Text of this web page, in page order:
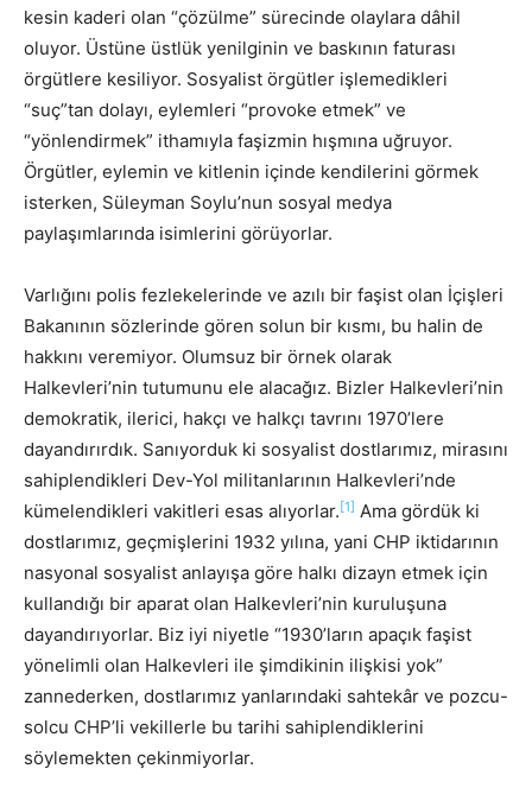
kesin kaderi olan “çözülme” sürecinde olaylara dâhil
oluyor. Üstüne üstlük yenilginin ve baskının faturası
örgütlere kesiliyor. Sosyalist örgütler işlemedikleri
“suç”tan dolayı, eylemleri “provoke etmek” ve
“yönlendirmek” ithamıyla faşizmin hışmına uğruyor.
Örgütler, eylemin ve kitlenin içinde kendilerini görmek
isterken, Süleyman Soylu’nun sosyal medya
paylaşımlarında isimlerini görüyorlar.
Varlığını polis fezlekelerinde ve azılı bir faşist olan İçişleri
Bakanının sözlerinde gören solun bir kısmı, bu halin de
hakkını veremiyor. Olumsuz bir örnek olarak
Halkevleri’nin tutumunu ele alacağız. Bizler Halkevleri’nin
demokratik, ilerici, hakçı ve halkçı tavrını 1970’lere
dayandırırdık. Sanıyorduk ki sosyalist dostlarımız, mirasını
sahiplendikleri Dev-Yol militanlarının Halkevleri’nde
kümelendikleri vakitleri esas alıyorlar.[1] Ama gördük ki
dostlarımız, geçmişlerini 1932 yılına, yani CHP iktidarının
nasyonal sosyalist anlayışa göre halkı dizayn etmek için
kullandığı bir aparat olan Halkevleri’nin kuruluşuna
dayandırıyorlar. Biz iyi niyetle “1930’ların apaçık faşist
yönelimli olan Halkevleri ile şimdikinin ilişkisi yok”
zannederken, dostlarımız yanlarındaki sahtekâr ve pozcu-
solcu CHP’li vekillerle bu tarihi sahiplendiklerini
söylemekten çekinmiyorlar.